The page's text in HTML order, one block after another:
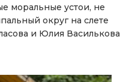
моральные устои, не
округ на слете
и Юлия Василькова